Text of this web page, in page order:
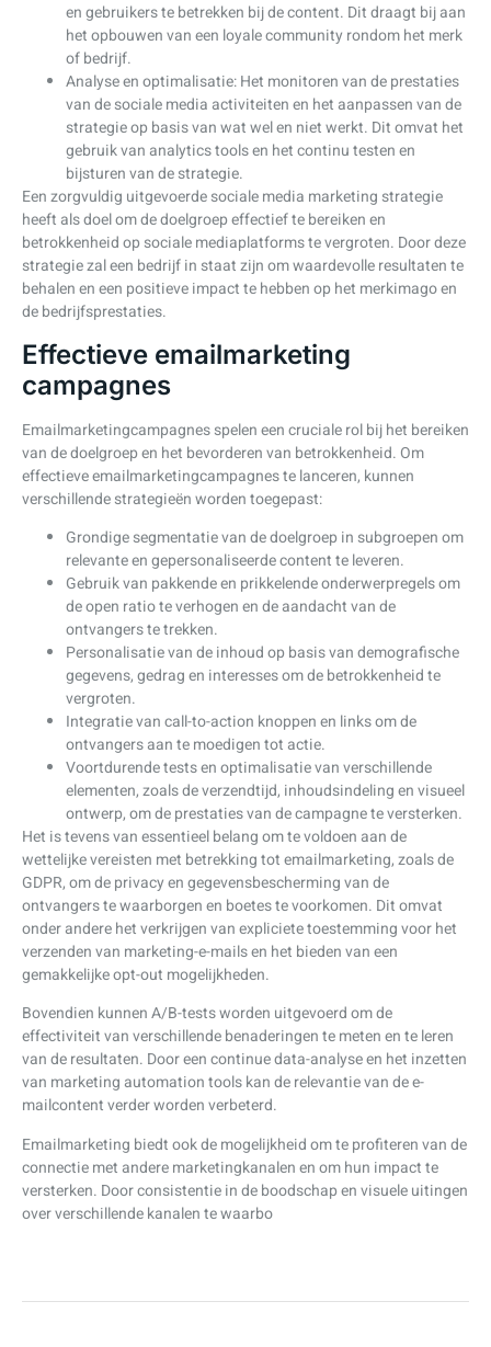
en gebruikers te betrekken bij de content. Dit draagt bij aan
het opbouwen van een loyale community rondom het merk
of bedrijf.
Analyse en optimalisatie: Het monitoren van de prestaties
van de sociale media activiteiten en het aanpassen van de
strategie op basis van wat wel en niet werkt. Dit omvat het
gebruik van analytics tools en het continu testen en
bijsturen van de strategie.
Een zorgvuldig uitgevoerde sociale media marketing strategie
heeft als doel om de doelgroep effectief te bereiken en
betrokkenheid op sociale mediaplatforms te vergroten. Door deze
strategie zal een bedrijf in staat zijn om waardevolle resultaten te
behalen en een positieve impact te hebben op het merkimago en
de bedrijfsprestaties.
Effectieve emailmarketing
campagnes
Emailmarketingcampagnes spelen een cruciale rol bij het bereiken
van de doelgroep en het bevorderen van betrokkenheid. Om
effectieve emailmarketingcampagnes te lanceren, kunnen
verschillende strategieën worden toegepast:
Grondige segmentatie van de doelgroep in subgroepen om
relevante en gepersonaliseerde content te leveren.
Gebruik van pakkende en prikkelende onderwerpregels om
de open ratio te verhogen en de aandacht van de
ontvangers te trekken.
Personalisatie van de inhoud op basis van demografische
gegevens, gedrag en interesses om de betrokkenheid te
vergroten.
Integratie van call-to-action knoppen en links om de
ontvangers aan te moedigen tot actie.
Voortdurende tests en optimalisatie van verschillende
elementen, zoals de verzendtijd, inhoudsindeling en visueel
ontwerp, om de prestaties van de campagne te versterken.
Het is tevens van essentieel belang om te voldoen aan de
wettelijke vereisten met betrekking tot emailmarketing, zoals de
GDPR, om de privacy en gegevensbescherming van de
ontvangers te waarborgen en boetes te voorkomen. Dit omvat
onder andere het verkrijgen van expliciete toestemming voor het
verzenden van marketing-e-mails en het bieden van een
gemakkelijke opt-out mogelijkheden.
Bovendien kunnen A/B-tests worden uitgevoerd om de
effectiviteit van verschillende benaderingen te meten en te leren
van de resultaten. Door een continue data-analyse en het inzetten
van marketing automation tools kan de relevantie van de e-
mailcontent verder worden verbeterd.
Emailmarketing biedt ook de mogelijkheid om te profiteren van de
connectie met andere marketingkanalen en om hun impact te
versterken. Door consistentie in de boodschap en visuele uitingen
over verschillende kanalen te waarbo